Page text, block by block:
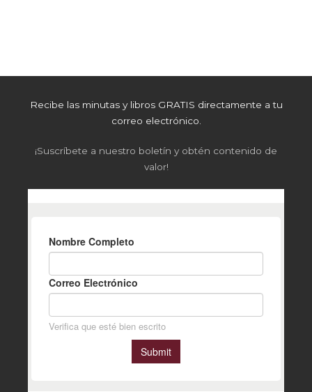
Recibe las minutas y libros GRATIS directamente a tu
correo electrónico.
¡Suscríbete a nuestro boletín y obtén contenido de
valor!